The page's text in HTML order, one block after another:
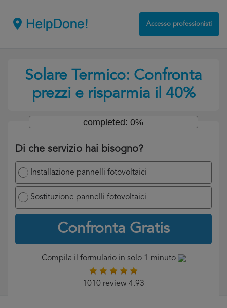
Accesso professionisti
Solare Termico: Confronta
prezzi e risparmia il 40%
Di che servizio hai bisogno?
Installazione pannelli fotovoltaici
Sostituzione pannelli fotovoltaici
Confronta Gratis
completed: 0%
Compila il formulario in solo 1 minuto
1010 review 4.93